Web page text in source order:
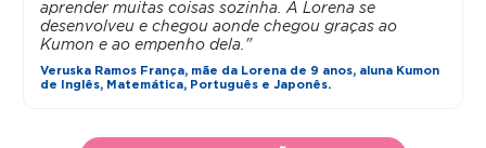
aprender muitas coisas sozinha. A Lorena se
desenvolveu e chegou aonde chegou graças ao
Kumon e ao empenho dela."
Veruska Ramos França, mãe da Lorena de 9 anos, aluna Kumon
de Inglês, Matemática, Português e Japonês.